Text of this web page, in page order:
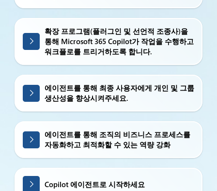
확장 프로그램(플러그인 및 선언적 조종사)을
통해 Microsoft 365 Copilot가 작업을 수행하고
워크플로를 트리거하도록 합니다.
에이전트를 통해 최종 사용자에게 개인 및 그룹
생산성을 향상시켜주세요.
에이전트를 통해 조직의 비즈니스 프로세스를
자동화하고 최적화할 수 있는 역량 강화
Copilot 에이전트로 시작하세요